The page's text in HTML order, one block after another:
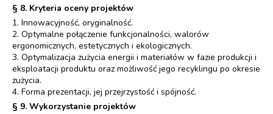
§ 8. Kryteria oceny projektów
1. Innowacyjność, oryginalność.
2. Optymalne połączenie funkcjonalności, walorów
ergonomicznych, estetycznych i ekologicznych.
3. Optymalizacja zużycia energii i materiałów w fazie produkcji i
eksploatacji produktu oraz możliwość jego recyklingu po okresie
zużycia.
4. Forma prezentacji, jej przejrzystość i spójność.
§ 9. Wykorzystanie projektów